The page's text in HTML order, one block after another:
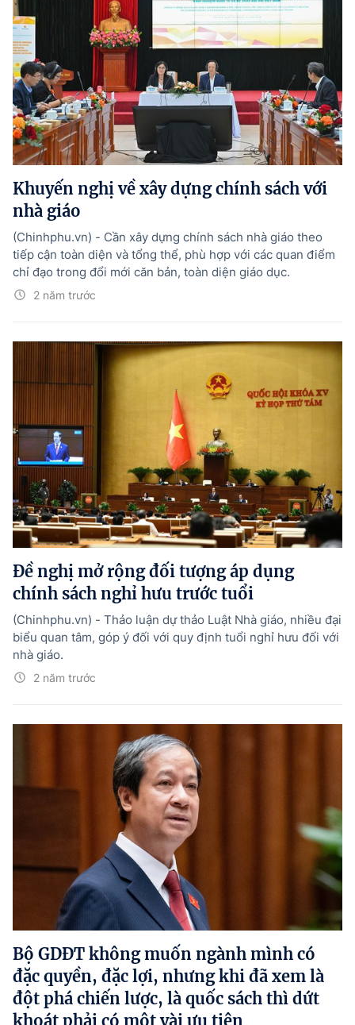
Khuyến nghị về xây dựng chính sách với
nhà giáo
2 năm trước
(Chinhphu.vn) - Cần xây dựng chính sách nhà giáo theo
tiếp cận toàn diện và tổng thể, phù hợp với các quan điểm
chỉ đạo trong đổi mới căn bản, toàn diện giáo dục.
Đề nghị mở rộng đối tượng áp dụng
chính sách nghỉ hưu trước tuổi
2 năm trước
(Chinhphu.vn) - Thảo luận dự thảo Luật Nhà giáo, nhiều đại
biểu quan tâm, góp ý đối với quy định tuổi nghỉ hưu đối với
nhà giáo.
Bộ GDĐT không muốn ngành mình có
đặc quyền, đặc lợi, nhưng khi đã xem là
đột phá chiến lược, là quốc sách thì dứt
khoát phải có một vài ưu tiên